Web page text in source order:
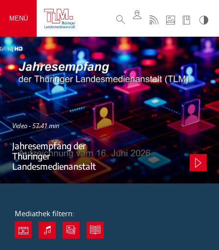
MENÜ
Video - 57:41 min
Jahresempfang der
Thüringer
Landesmedienanstalt
Mediathek filtern: